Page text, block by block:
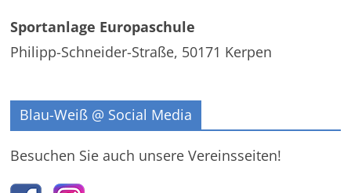
Sportanlage Europaschule
Philipp-Schneider-Straße, 50171 Kerpen
Blau-Weiß @ Social Media
Besuchen Sie auch unsere Vereinsseiten!